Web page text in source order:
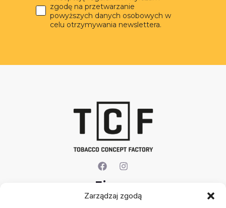
Zarządzaj zgodą
zgodę na przetwarzanie
powyższych danych osobowych w
celu otrzymywania newslettera.
Firma